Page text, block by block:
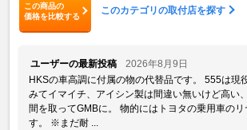
この商品の
価格を比較する
このカテゴリの取付店を探す
ユーザーの最新投稿
2026年8月9日
HKSの車高調に付属の物の代替品です。 555は現
みてイマイチ、アイシン製は間違い無いけど高い
間を取ってGMBに。 物的にはトヨタの乗用車の
す。 ※まだ耐 ...